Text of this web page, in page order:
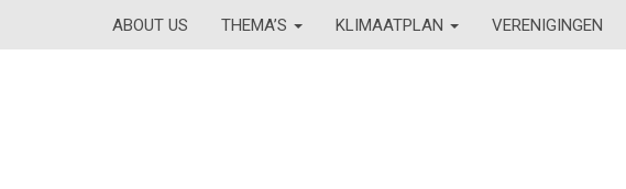
ABOUT US THEMA’S KLIMAATPLAN VERENIGINGEN